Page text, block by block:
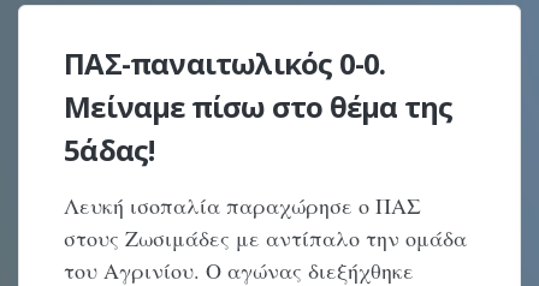
ΠΑΣ-παναιτωλικός 0-0.
Μείναμε πίσω στο θέμα της
5άδας!
Λευκή ισοπαλία παραχώρησε ο ΠΑΣ
στους Ζωσιμάδες με αντίπαλο την ομάδα
του Αγρινίου. Ο αγώνας διεξήχθηκε